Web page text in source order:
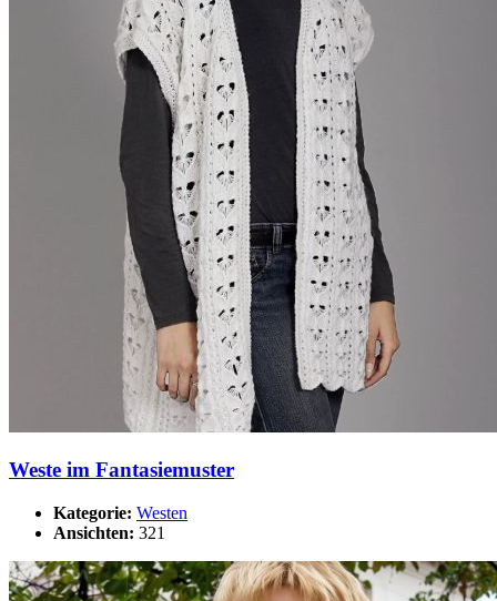
Weste im Fantasiemuster
Kategorie: Westen
Ansichten: 321